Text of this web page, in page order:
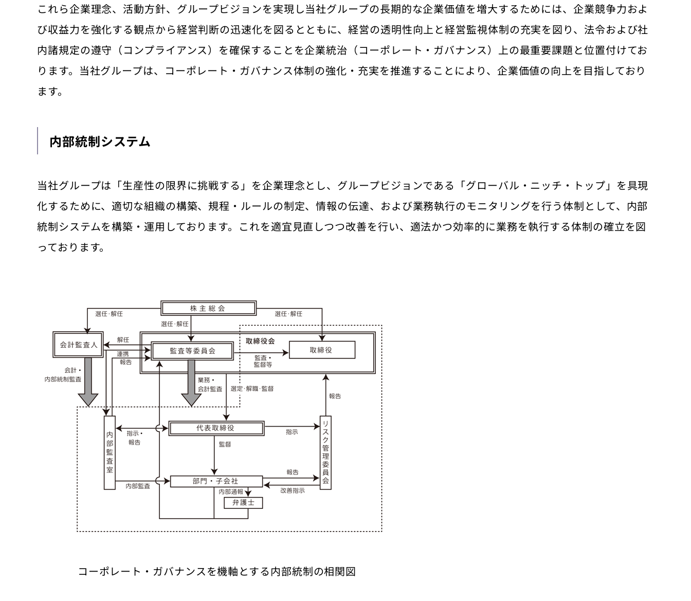
これら企業理念、活動方針、グループビジョンを実現し当社グループの長期的な企業価値を増大するためには、企業競争力およ
び収益力を強化する観点から経営判断の迅速化を図るとともに、経営の透明性向上と経営監視体制の充実を図り、法令および社
内諸規定の遵守（コンプライアンス）を確保することを企業統治（コーポレート・ガバナンス）上の最重要課題と位置付けてお
ります。当社グループは、コーポレート・ガバナンス体制の強化・充実を推進することにより、企業価値の向上を目指しており
ます。
内部統制システム
当社グループは「生産性の限界に挑戦する」を企業理念とし、グループビジョンである「グローバル・ニッチ・トップ」を具現
化するために、適切な組織の構築、規程・ルールの制定、情報の伝達、および業務執行のモニタリングを行う体制として、内部
統制システムを構築・運用しております。これを適宜見直しつつ改善を行い、適法かつ効率的に業務を執行する体制の確立を図
っております。
コーポレート・ガバナンスを機軸とする内部統制の相関図